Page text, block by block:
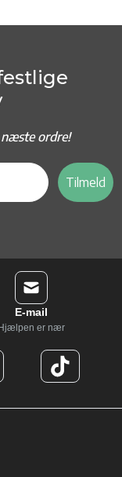
ordre!
Tilmeld
E-mail
er nær